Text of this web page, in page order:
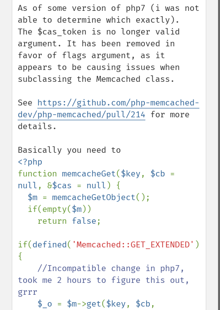
As of some version of php7 (i was not
able to determine which exactly).
The $cas_token is no longer valid
argument. It has been removed in
favor of flags argument, as it
appears to be causing issues when
subclassing the Memcached class.
See https://github.com/php-memcached-
dev/php-memcached/pull/214 for more
details.
function memcacheGet($key, $cb
null, &$cas = null ) {
$m = memcacheGetObject();
  if(empty(
$m))
    return
false;
if(defined( 'Memcached::GET_EXTENDED' ))
{
//Incompatible change in php7,
took me 2 hours to figure this out,
grrr
$_o = $m->get($key, $cb